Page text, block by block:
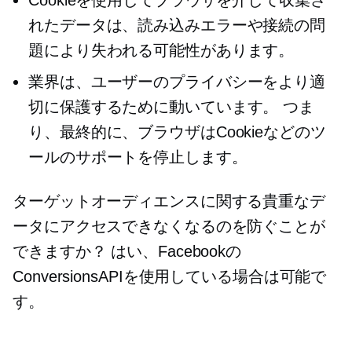
れたデータは、読み込みエラーや接続の問
題により失われる可能性があります。
業界は、ユーザーのプライバシーをより適
切に保護するために動いています。 つま
り、最終的に、ブラウザはCookieなどのツ
ールのサポートを停止します。
ターゲットオーディエンスに関する貴重なデ
ータにアクセスできなくなるのを防ぐことが
できますか？ はい、Facebookの
ConversionsAPIを使用している場合は可能で
す。